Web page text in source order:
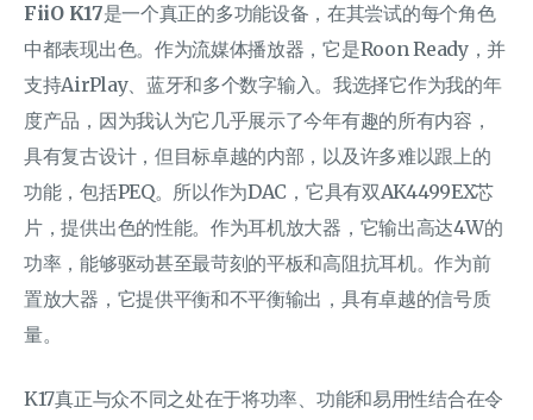
FiiO K17是一个真正的多功能设备，在其尝试的每个角色
中都表现出色。作为流媒体播放器，它是Roon Ready，并
支持AirPlay、蓝牙和多个数字输入。我选择它作为我的年
度产品，因为我认为它几乎展示了今年有趣的所有内容，
具有复古设计，但目标卓越的内部，以及许多难以跟上的
功能，包括PEQ。所以作为DAC，它具有双AK4499EX芯
片，提供出色的性能。作为耳机放大器，它输出高达4W的
功率，能够驱动甚至最苛刻的平板和高阻抗耳机。作为前
置放大器，它提供平衡和不平衡输出，具有卓越的信号质
量。
K17真正与众不同之处在于将功率、功能和易用性结合在令